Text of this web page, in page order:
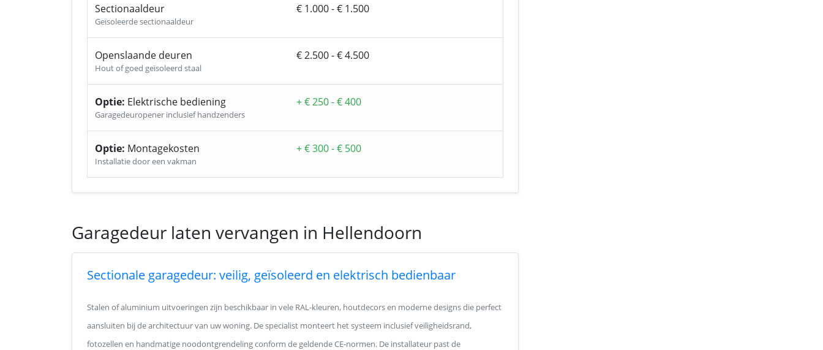
Sectionaaldeur
Geïsoleerde sectionaaldeur
€ 1.000 - € 1.500
Openslaande deuren
Hout of goed geïsoleerd staal
€ 2.500 - € 4.500
Optie: Elektrische bediening
Garagedeuropener inclusief handzenders
+ € 250 - € 400
Optie: Montagekosten
Installatie door een vakman
+ € 300 - € 500
Garagedeur laten vervangen in Hellendoorn
Sectionale garagedeur: veilig, geïsoleerd en elektrisch bedienbaar
Stalen of aluminium uitvoeringen zijn beschikbaar in vele RAL-kleuren, houtdecors en moderne designs die perfect
aansluiten bij de architectuur van uw woning. De specialist monteert het systeem inclusief veiligheidsrand,
fotozellen en handmatige noodontgrendeling conform de geldende CE-normen. De installateur past de